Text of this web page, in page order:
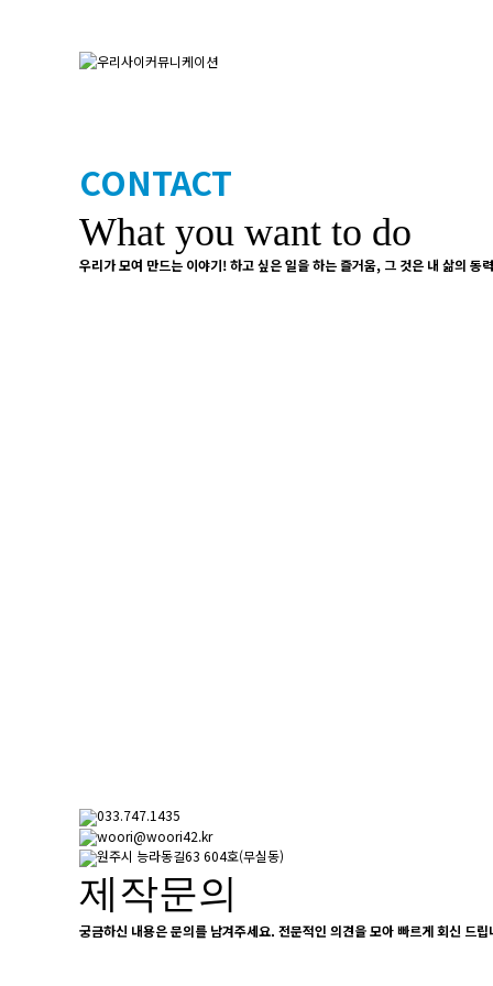
CONTACT
What you want to do
우리가 모여 만드는 이야기! 하고 싶은 일을 하는 즐거움, 그 것은 내 삶의 동
033.747.1435
woori@woori42.kr
원주시 능라동길63 604호(무실동)
제작문의
궁금하신 내용은 문의를 남겨주세요. 전문적인 의견을 모아 빠르게 회신 드립